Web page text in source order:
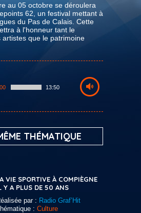
au 05 octobre se déroulera
62, un festival mettant à
du Pas de Calais. Cette
à l'honneur tant le
artistes que le patrimoine
13:50
THÉMATIQUE
VIE SPORTIVE À COMPIÈGNE
Y A PLUS DE 50 ANS
par : Radio Graf’Hit
: Culture